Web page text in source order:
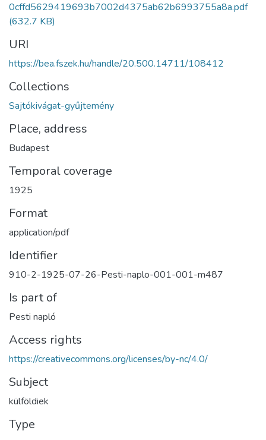
0cffd5629419693b7002d4375ab62b6993755a8a.pdf
(632.7 KB)
URI
https://bea.fszek.hu/handle/20.500.14711/108412
Collections
Sajtókivágat-gyűjtemény
Place, address
Budapest
Temporal coverage
1925
Format
application/pdf
Identifier
910-2-1925-07-26-Pesti-naplo-001-001-m487
Is part of
Pesti napló
Access rights
https://creativecommons.org/licenses/by-nc/4.0/
Subject
külföldiek
Type